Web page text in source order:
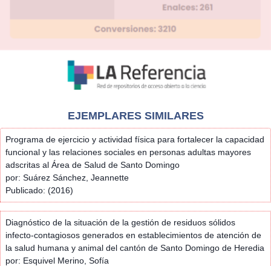
EJEMPLARES SIMILARES
Programa de ejercicio y actividad física para fortalecer la capacidad
funcional y las relaciones sociales en personas adultas mayores
adscritas al Área de Salud de Santo Domingo
por: Suárez Sánchez, Jeannette
Publicado: (2016)
Diagnóstico de la situación de la gestión de residuos sólidos
infecto-contagiosos generados en establecimientos de atención de
la salud humana y animal del cantón de Santo Domingo de Heredia
por: Esquivel Merino, Sofía